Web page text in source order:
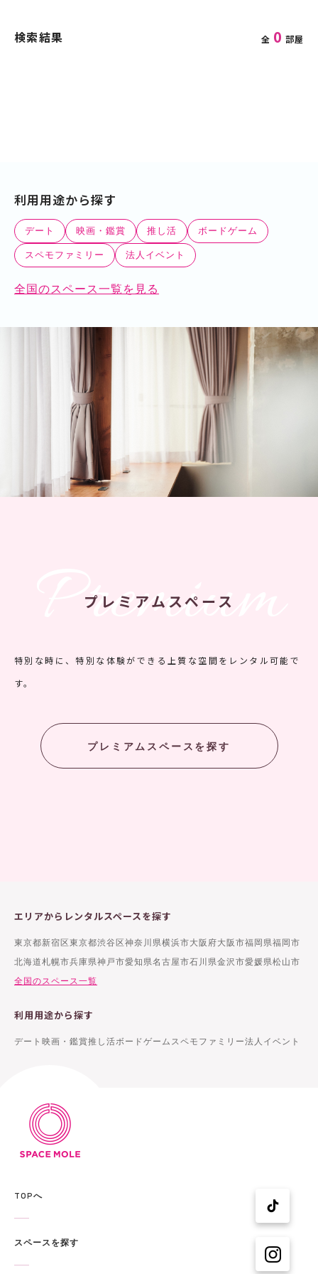
検索結果 全 0 部屋
利用用途から探す
デート 映画・鑑賞 推し活 ボードゲーム
スペモファミリー 法人イベント
全国のスペース一覧を見る
プレミアムスペース
Premium
特別な時に、特別な体験ができる上質な空間をレンタル可能で
す。
プレミアムスペースを探す
エリアからレンタルスペースを探す
東京都新宿区東京都渋谷区神奈川県横浜市大阪府大阪市福岡県福岡市
北海道札幌市兵庫県神戸市愛知県名古屋市石川県金沢市愛媛県松山市
全国のスペース一覧
利用用途から探す
デート 映画・鑑賞推し活ボードゲーム スペモファミリー法人イベント
TOPへ
スペースを探す